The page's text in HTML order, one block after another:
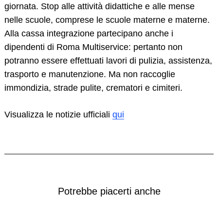
giornata. Stop alle attività didattiche e alle mense
nelle scuole, comprese le scuole materne e materne.
Alla cassa integrazione partecipano anche i
dipendenti di Roma Multiservice: pertanto non
potranno essere effettuati lavori di pulizia, assistenza,
trasporto e manutenzione. Ma non raccoglie
immondizia, strade pulite, crematori e cimiteri.
Visualizza le notizie ufficiali qui
Potrebbe piacerti anche